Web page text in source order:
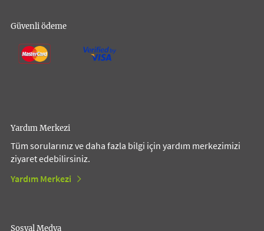
Güvenli ödeme
Yardım Merkezi
Tüm sorularınız ve daha fazla bilgi için yardım merkezimizi
ziyaret edebilirsiniz.
Yardım Merkezi
Sosyal Medya